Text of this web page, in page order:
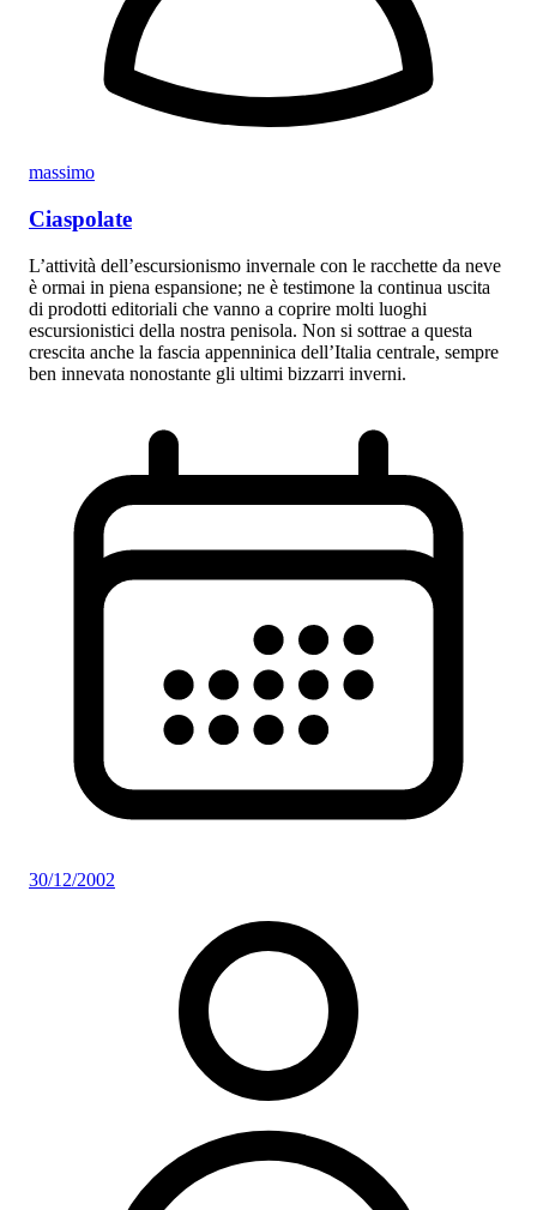
massimo
Ciaspolate
L’attività dell’escursionismo invernale con le racchette da neve
è ormai in piena espansione; ne è testimone la continua uscita
di prodotti editoriali che vanno a coprire molti luoghi
escursionistici della nostra penisola. Non si sottrae a questa
crescita anche la fascia appenninica dell’Italia centrale, sempre
ben innevata nonostante gli ultimi bizzarri inverni.
30/12/2002